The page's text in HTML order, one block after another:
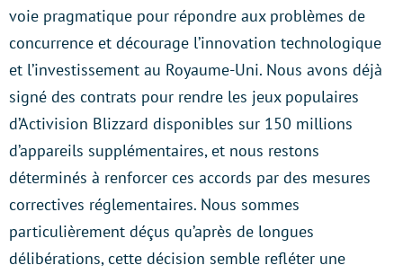
voie pragmatique pour répondre aux problèmes de
concurrence et décourage l’innovation technologique
et l’investissement au Royaume-Uni. Nous avons déjà
signé des contrats pour rendre les jeux populaires
d’Activision Blizzard disponibles sur 150 millions
d’appareils supplémentaires, et nous restons
déterminés à renforcer ces accords par des mesures
correctives réglementaires. Nous sommes
particulièrement déçus qu’après de longues
délibérations, cette décision semble refléter une